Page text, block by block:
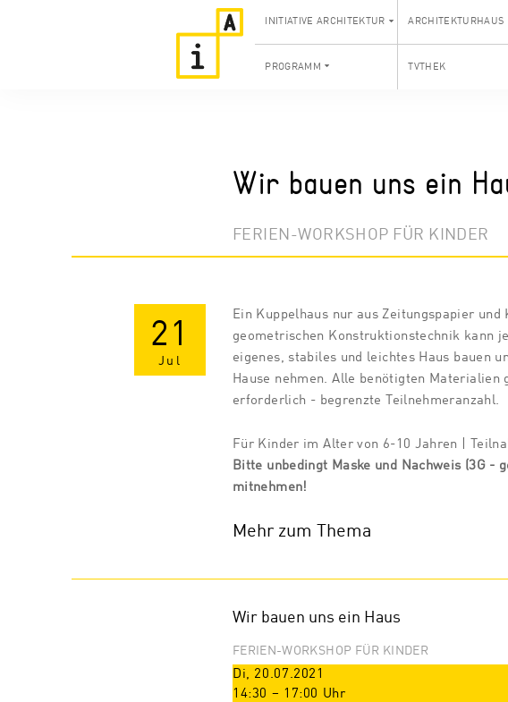
INITIATIVE ARCHITEKTUR ARCHITEKTURHAUS
PROGRAMM TVTHEK
Wir bauen uns ein
FERIEN-WORKSHOP FÜR KINDER
21
Jul
Ein Kuppelhaus nur aus Zeitungspapier
geometrischen Konstruktionstechnik kann
eigenes, stabiles und leichtes Haus bauen
Hause nehmen. Alle benötigten Materialien
erforderlich - begrenzte Teilnehmeranzahl.
Für Kinder im Alter von 6-10 Jahren |
Bitte unbedingt Maske und Nachweis (3G -
mitnehmen!
Mehr zum Thema
Wir bauen uns ein Haus
FERIEN-WORKSHOP FÜR KINDER
Di, 20.07.2021
14:30 – 17:00 Uhr